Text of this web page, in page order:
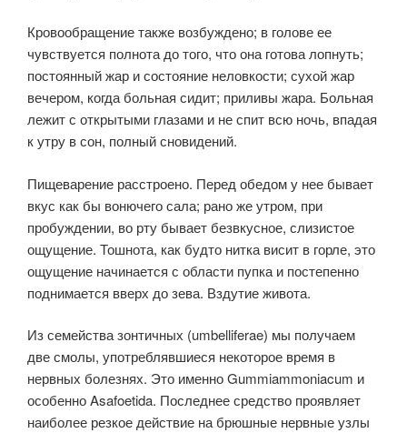
Кровообращение также возбуждено; в голове ее
чувствуется полнота до того, что она готова лопнуть;
постоянный жар и состояние неловкости; сухой жар
вечером, когда больная сидит; приливы жара. Больная
лежит с открытыми глазами и не спит всю ночь, впадая
к утру в сон, полный сновидений.
Пищеварение расстроено. Перед обедом у нее бывает
вкус как бы вонючего сала; рано же утром, при
пробуждении, во рту бывает безвкусное, слизистое
ощущение. Тошнота, как будто нитка висит в горле, это
ощущение начинается с области пупка и постепенно
поднимается вверх до зева. Вздутие живота.
Из семейства зонтичных (umbelliferae) мы получаем
две смолы, употреблявшиеся некоторое время в
нервных болезнях. Это именно Gummiammoniacum и
особенно Asafoetida. Последнее средство проявляет
наиболее резкое действие на брюшные нервные узлы